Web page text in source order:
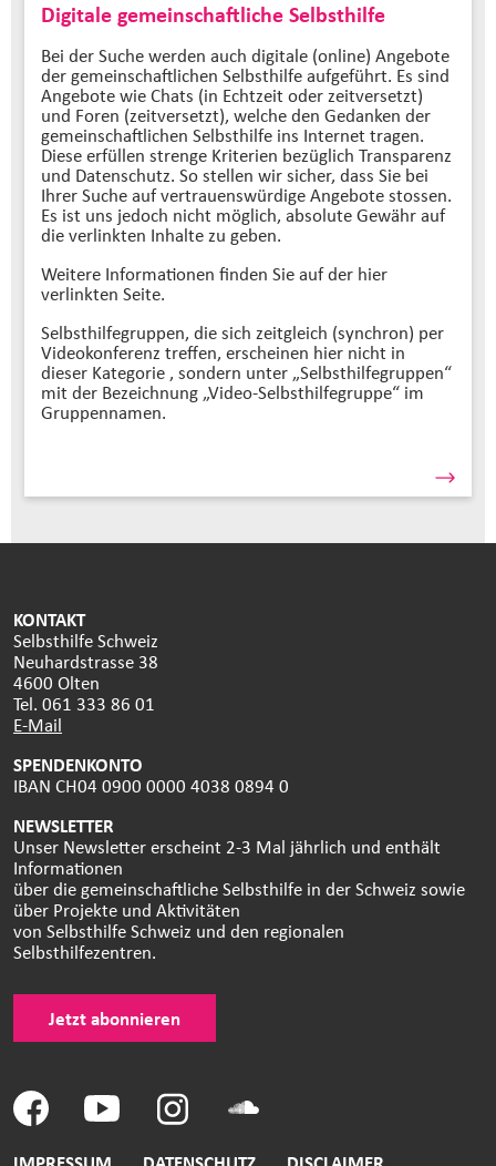
Digitale gemeinschaftliche Selbsthilfe
Bei der Suche werden auch digitale (online) Angebote
der gemeinschaftlichen Selbsthilfe aufgeführt. Es sind
Angebote wie Chats (in Echtzeit oder zeitversetzt)
und Foren (zeitversetzt), welche den Gedanken der
gemeinschaftlichen Selbsthilfe ins Internet tragen.
Diese erfüllen strenge Kriterien bezüglich Transparenz
und Datenschutz. So stellen wir sicher, dass Sie bei
Ihrer Suche auf vertrauenswürdige Angebote stossen.
Es ist uns jedoch nicht möglich, absolute Gewähr auf
die verlinkten Inhalte zu geben.
Weitere Informationen finden Sie auf der hier
verlinkten Seite.
Selbsthilfegruppen, die sich zeitgleich (synchron) per
Videokonferenz treffen, erscheinen hier nicht in
dieser Kategorie , sondern unter „Selbsthilfegruppen“
mit der Bezeichnung „Video-Selbsthilfegruppe“ im
Gruppennamen.
KONTAKT
Selbsthilfe Schweiz
Neuhardstrasse 38
4600 Olten
Tel. 061 333 86 01
E-Mail
SPENDENKONTO
IBAN CH04 0900 0000 4038 0894 0
NEWSLETTER
Unser Newsletter erscheint 2-3 Mal jährlich und enthält
Informationen
über die gemeinschaftliche Selbsthilfe in der Schweiz sowie
über Projekte und Aktivitäten
von Selbsthilfe Schweiz und den regionalen
Selbsthilfezentren.
Jetzt abonnieren